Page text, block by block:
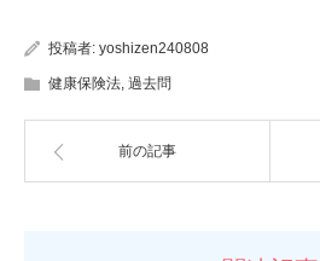
投稿者: yoshizen240808
健康保険法, 過去問
前の記事